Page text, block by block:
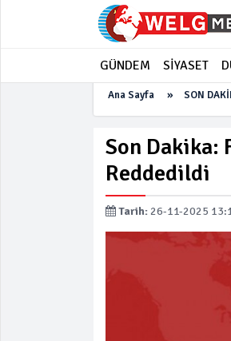
GÜNDEM SİYASET
Ana Sayfa » SON
Son Dakika:
Reddedildi
Tarih: 26-11-2025